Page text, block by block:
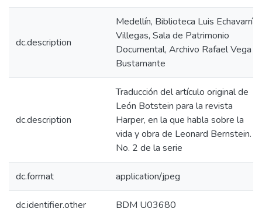
dc.description
Medellín, Biblioteca Luis Echavarría
Villegas, Sala de Patrimonio
Documental, Archivo Rafael Vega
Bustamante
dc.description
Traducción del artículo original de
León Botstein para la revista
Harper, en la que habla sobre la
vida y obra de Leonard Bernstein.
No. 2 de la serie
dc.format application/jpeg
dc.identifier.other BDM U03680